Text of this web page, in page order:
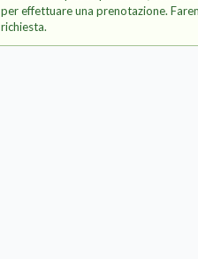
per effettuare una prenotazione.
richiesta.